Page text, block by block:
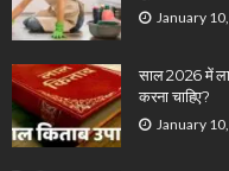
January
साल 2026 में
करना चाहिए?
January